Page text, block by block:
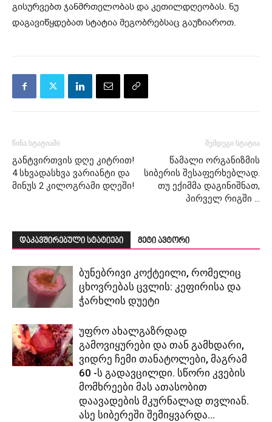
გისურვებთ ჯანმრთელობას და კეთილდღეობას. ნუ
დაგავიწყდებათ სტატია მეგობრებსაც გაუზიაროთ.
წინა სტატიაში
განტვირთვის დღე კიტრით!
4 სხვადასხვა ვარიანტი და
მინუს 2 კილოგრამი დღეში!
შემდეგი სტატია
წამალი ორგანიზმის
სიბერის შესაფერხებლად.
თუ ექიმმა დაგინიშნათ,
პირველ რიგში …
დაკავშირებული სტატიები მეტი ავტორი
ბუნებრივი კოქტეილი, რომელიც
ცხოვრებას ცვლის: კეფირისა და
ჭარხლის დუეტი
უფრო ახალგაზრდად
გამოვიყურები და თან გამხდარი,
ვიდრე ჩემი თანატოლები, მაგრამ
60 -ს გადავცილდი. სწორი კვების
მომხრეები მას ათასობით
დაავადების მკურნალად თვლიან.
ასე სიბერეში შემიყვარდა...